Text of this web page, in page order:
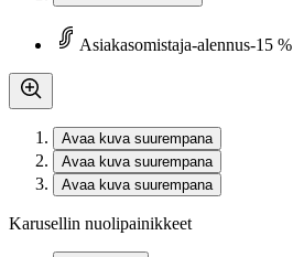
Asiakasomistaja-alennus-15 %
Avaa kuva suurempana
Avaa kuva suurempana
Avaa kuva suurempana
Karusellin nuolipainikkeet